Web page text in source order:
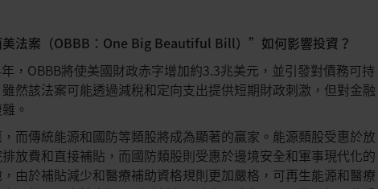
法案（OBBB：One Big Beautiful Bill）”如何影響投資？
，OBBB將使美國財政赤字增加約3.3兆美元，並引發對債務可持
然該法案可能透過減稅和定向支出提供短期財政刺激，但對金融
。
而傳統能源和國防等類股將成為顯著的贏家。能源類股受惠於放
放費和直接補貼，而國防類股則受惠於邊境安全和軍事現代化的
由於補貼減少和醫療補助資格規則更加嚴格，可再生能源和醫療